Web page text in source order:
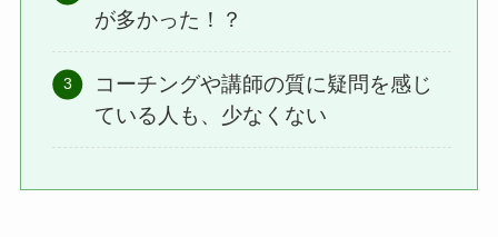
が多かった！？
コーチングや講師の質に疑問を感じ
ている人も、少なくない